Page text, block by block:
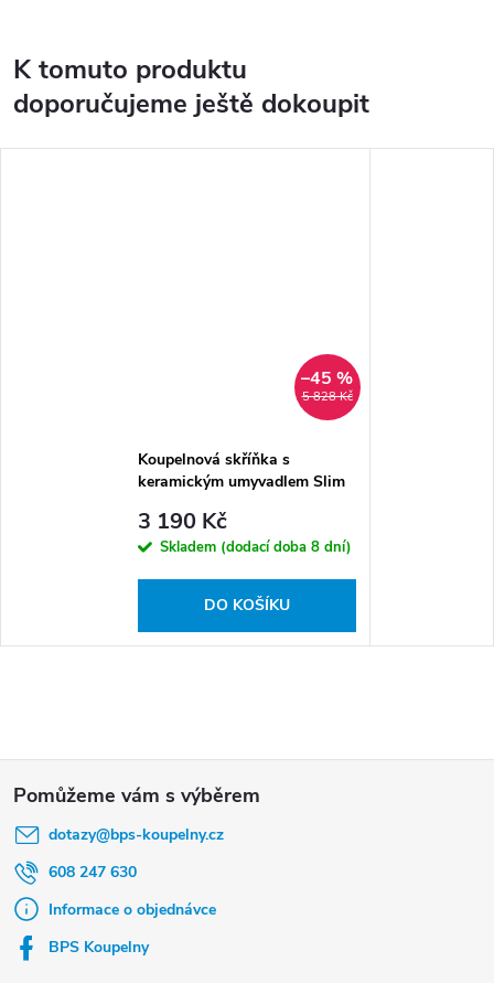
K tomuto produktu
doporučujeme ještě dokoupit
5 828 Kč
–45 %
Koupelnová skříňka s
keramickým umyvadlem Slim
3 190 Kč
Skladem (dodací doba 8 dní)
DO KOŠÍKU
dotazy@bps-koupelny.cz
608 247 630
Informace o objednávce
BPS Koupelny